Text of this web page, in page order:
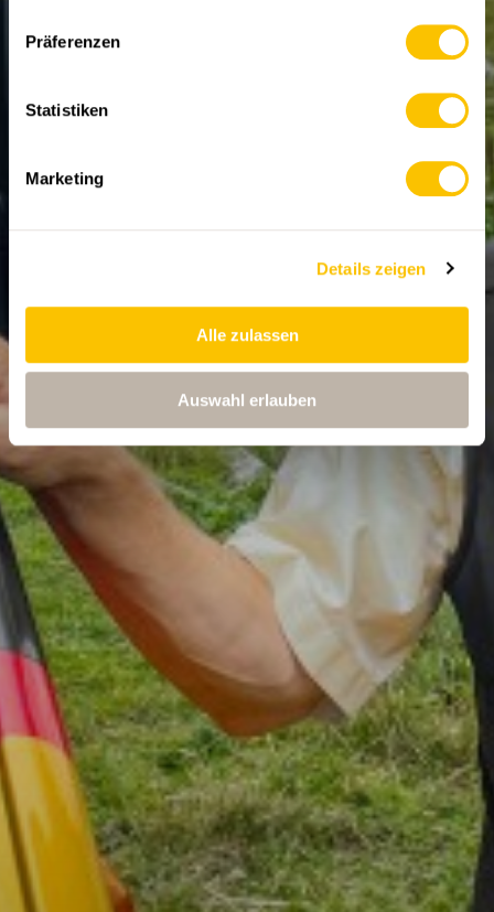
Präferenzen
Statistiken
Marketing
Details zeigen
Alle zulassen
Auswahl erlauben
mehr die gleiche. Warum er sich trotz dem Unglück
wünscht, dass Wandernde ins Tal kommen.